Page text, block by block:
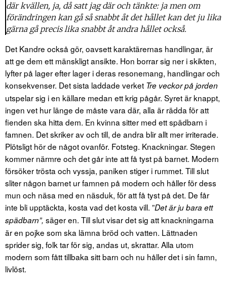
där kvällen, ja, då satt jag där och tänkte: ja men om
förändringen kan gå så snabbt åt det hållet kan det ju lika
gärna gå precis lika snabbt åt andra hållet också.
Det Kandre också gör, oavsett karaktärernas handlingar, är
att ge dem ett mänskligt ansikte. Hon borrar sig ner i skikten,
lyfter på lager efter lager i deras resonemang, handlingar och
konsekvenser. Det sista laddade verket Tre veckor på jorden
utspelar sig i en källare medan ett krig pågår. Syret är knappt,
ingen vet hur länge de måste vara där, alla är rädda för att
fienden ska hitta dem. En kvinna sitter med ett spädbarn i
famnen. Det skriker av och till, de andra blir allt mer irriterade.
Plötsligt hör de något ovanför. Fotsteg. Knackningar. Stegen
kommer närmre och det går inte att få tyst på barnet. Modern
försöker trösta och vyssja, paniken stiger i rummet. Till slut
sliter någon barnet ur famnen på modern och håller för dess
mun och näsa med en näsduk, för att få tyst på det. De får
inte bli upptäckta, kosta vad det kosta vill. ”Det är ju bara ett
spädbarn”, säger en. Till slut visar det sig att knackningarna
är en pojke som ska lämna bröd och vatten. Lättnaden
sprider sig, folk tar för sig, andas ut, skrattar. Alla utom
modern som fått tillbaka sitt barn och nu håller det i sin famn,
livlöst.